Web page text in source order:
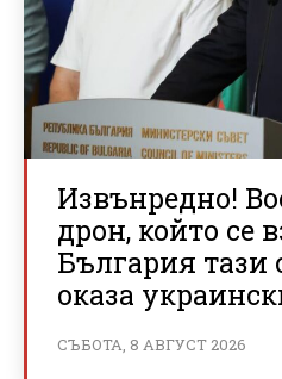
Извънредно!
дрон, който се
България тази
оказа
СЪБОТА, 8 АВГУСТ 2026